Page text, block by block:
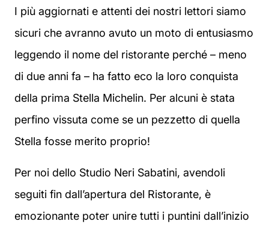
I più aggiornati e attenti dei nostri lettori siamo
sicuri che avranno avuto un moto di entusiasmo
leggendo il nome del ristorante perché – meno
di due anni fa – ha fatto eco la loro conquista
della prima Stella Michelin. Per alcuni è stata
perfino vissuta come se un pezzetto di quella
Stella fosse merito proprio!
Per noi dello Studio Neri Sabatini, avendoli
seguiti fin dall’apertura del Ristorante, è
emozionante poter unire tutti i puntini dall’inizio